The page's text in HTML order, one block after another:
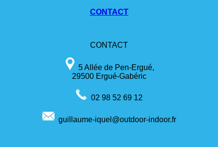
CONTACT
CONTACT
5 Allée de Pen-Ergué,
29500 Ergué-Gabéric
02 98 52 69 12
guillaume-iquel@outdoor-indoor.fr